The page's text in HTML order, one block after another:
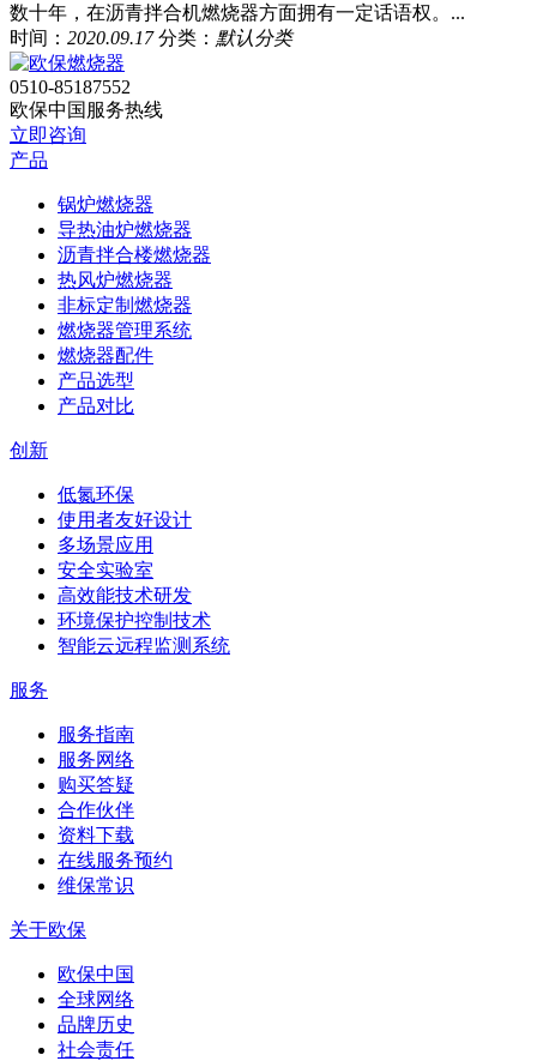
数十年，在沥青拌合机燃烧器方面拥有一定话语权。...
时间： 2020.09.17 分类： 默认分类
0510-85187552
欧保中国服务热线
立即咨询
产品
锅炉燃烧器
导热油炉燃烧器
沥青拌合楼燃烧器
热风炉燃烧器
非标定制燃烧器
燃烧器管理系统
燃烧器配件
产品选型
产品对比
创新
低氮环保
使用者友好设计
多场景应用
安全实验室
高效能技术研发
环境保护控制技术
智能云远程监测系统
服务
服务指南
服务网络
购买答疑
合作伙伴
资料下载
在线服务预约
维保常识
关于欧保
欧保中国
全球网络
品牌历史
社会责任